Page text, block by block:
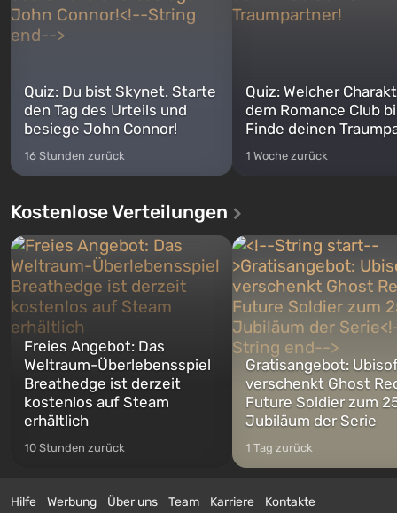
Quiz: Du bist Skynet. Starte
den Tag des Urteils und
besiege John Connor!
16 Stunden zurück
Quiz: Welcher
dem Romance Club
Finde deinen
1 Woche zurück
Kostenlose Verteilungen
Freies Angebot: Das
Weltraum-Überlebensspiel
Breathedge ist derzeit
kostenlos auf Steam
erhältlich
10 Stunden zurück
Gratisangebot:
verschenkt Ghost
Future Soldier zum
Jubiläum der Serie
1 Tag zurück
Hilfe Werbung Über uns Team Karriere Kontakte